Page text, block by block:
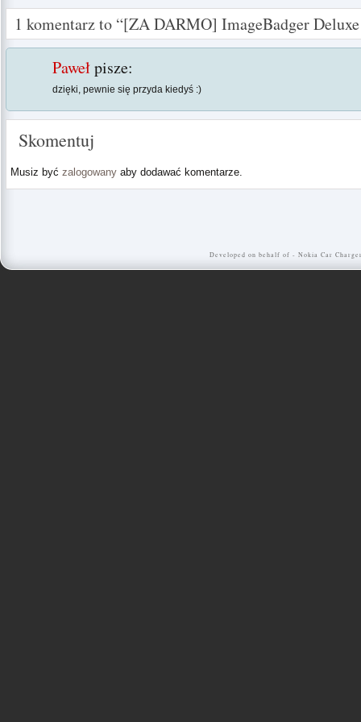
1 komentarz to “[ZA DARMO] ImageBadger
Pawełpisze:
dzięki, pewnie się przyda kiedyś :)
Skomentuj
Musiz być zalogowany aby dodawać komentarze.
Developed on behalf of - Nokia Car